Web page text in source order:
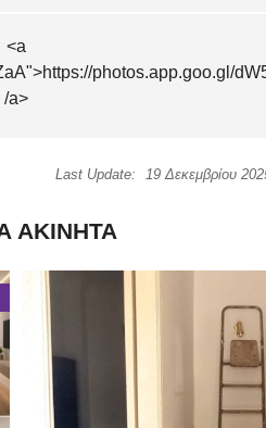
<a
photos.app.goo.gl/
/a>
Last Update: 19 Δεκεμβρίου
ΑΚΊΝΗΤΑ